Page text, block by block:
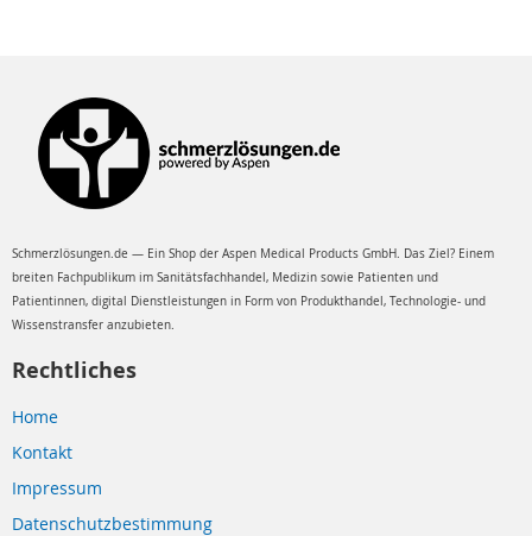
Schmerzlösungen.de — Ein Shop der Aspen Medical Products GmbH. Das Ziel? Einem
breiten Fachpublikum im Sanitätsfachhandel, Medizin sowie Patienten und
Patientinnen, digital Dienstleistungen in Form von Produkthandel, Technologie- und
Wissenstransfer anzubieten.
Rechtliches
Home
Kontakt
Impressum
Datenschutzbestimmung